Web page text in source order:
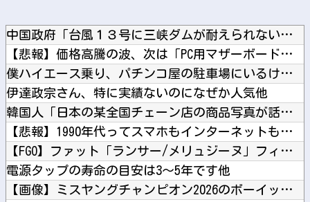
中国政府「台風１３号に三峡ダムが耐えられない！全開放流しろ！...
【悲報】価格高騰の波、次は「PC用マザーボード」か他
僕ハイエース乗り、パチンコ屋の駐車場にいるけど隣に停めたらお...
伊達政宗さん、特に実績ないのになぜか人気他
韓国人「日本の某全国チェーン店の商品写真が話題になっている理...
【悲報】1990年代ってスマホもインターネットも無いのに今よ...
【FGO】ファット「ランサー/メリュジーヌ」フィギュア【明日...
電源タップの寿命の目安は3〜5年です他
【画像】ミスヤングチャンピオン2026のボーイッシュお胸ｗｗ...